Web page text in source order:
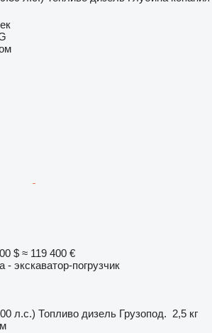
$ ≈ 119 400 €
- экскаватор-погрузчик
л.с.) Топливо дизель Грузопод. 2,5 кг